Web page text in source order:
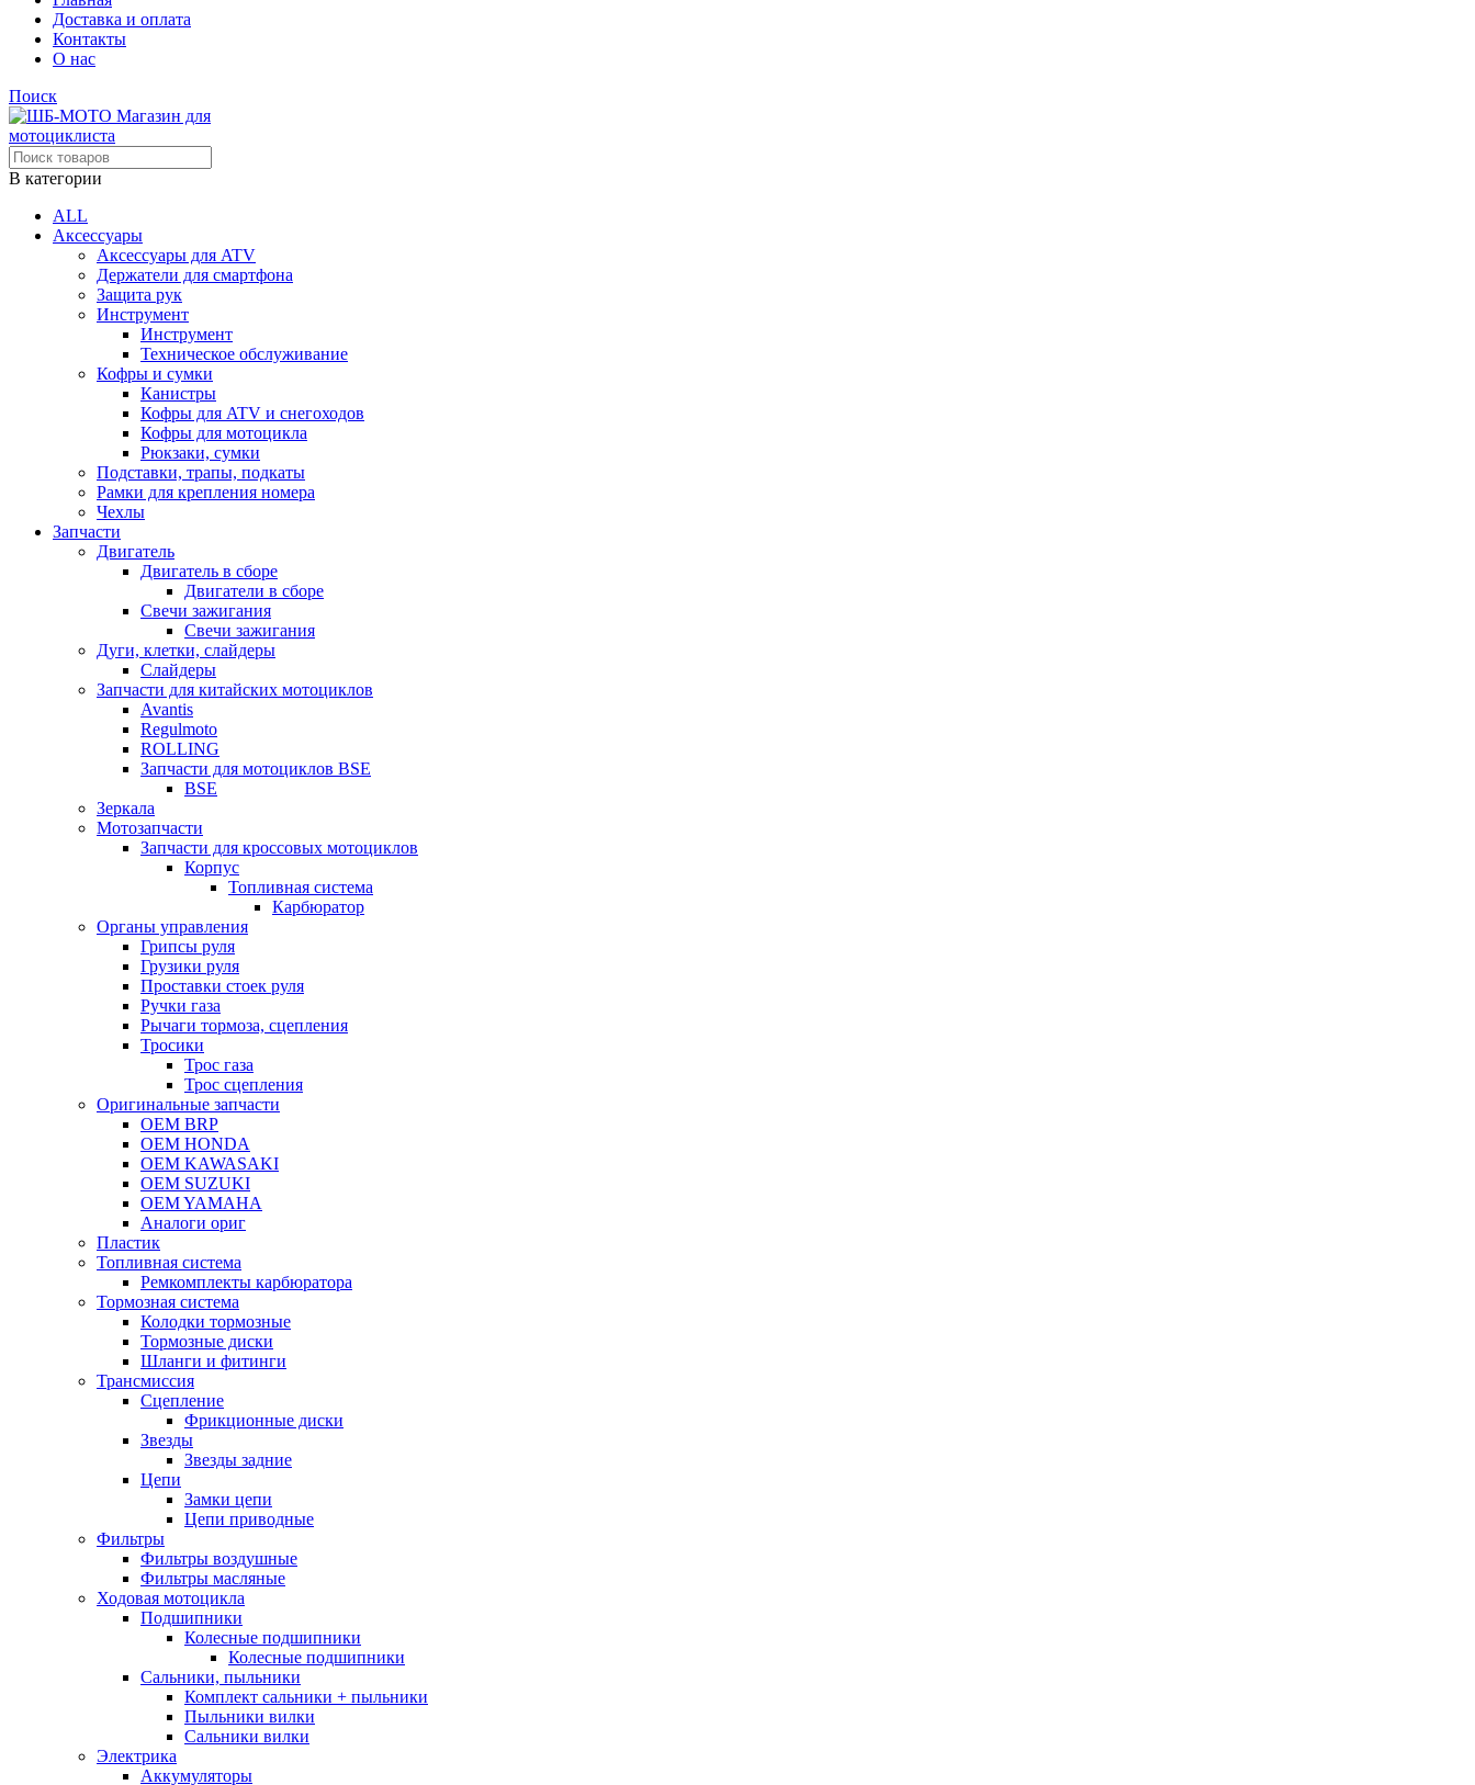
Доставка и оплата
Контакты
О нас
Поиск
В категории
ALL
Аксессуары
Аксессуары для ATV
Держатели для смартфона
Защита рук
Инструмент
Инструмент
Техническое обслуживание
Кофры и сумки
Канистры
Кофры для ATV и снегоходов
Кофры для мотоцикла
Рюкзаки, сумки
Подставки, трапы, подкаты
Рамки для крепления номера
Чехлы
Запчасти
Двигатель
Двигатель в сборе
Двигатели в сборе
Свечи зажигания
Свечи зажигания
Дуги, клетки, слайдеры
Слайдеры
Запчасти для китайских мотоциклов
Avantis
Regulmoto
ROLLING
Запчасти для мотоциклов BSE
BSE
Зеркала
Мотозапчасти
Запчасти для кроссовых мотоциклов
Корпус
Топливная система
Карбюратор
Органы управления
Грипсы руля
Грузики руля
Проставки стоек руля
Ручки газа
Рычаги тормоза, сцепления
Тросики
Трос газа
Трос сцепления
Оригинальные запчасти
OEM BRP
OEM HONDA
OEM KAWASAKI
OEM SUZUKI
OEM YAMAHA
Аналоги ориг
Пластик
Топливная система
Ремкомплекты карбюратора
Тормозная система
Колодки тормозные
Тормозные диски
Шланги и фитинги
Трансмиссия
Cцепление
Фрикционные диски
Звезды
Звезды задние
Цепи
Замки цепи
Цепи приводные
Фильтры
Фильтры воздушные
Фильтры масляные
Ходовая мотоцикла
Подшипники
Колесные подшипники
Колесные подшипники
Сальники, пыльники
Комплект сальники + пыльники
Пыльники вилки
Сальники вилки
Электрика
Аккумуляторы